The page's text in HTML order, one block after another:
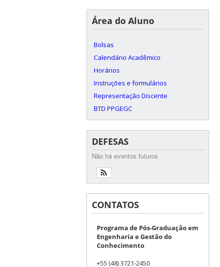
Área do Aluno
Bolsas
Calendário Acadêmico
Horários
Instruções e formulários
Representação Discente
BTD PPGEGC
DEFESAS
Não há eventos futuros
CONTATOS
Programa de Pós-Graduação em
Engenharia e Gestão do
Conhecimento
+55 (48) 3721-2450